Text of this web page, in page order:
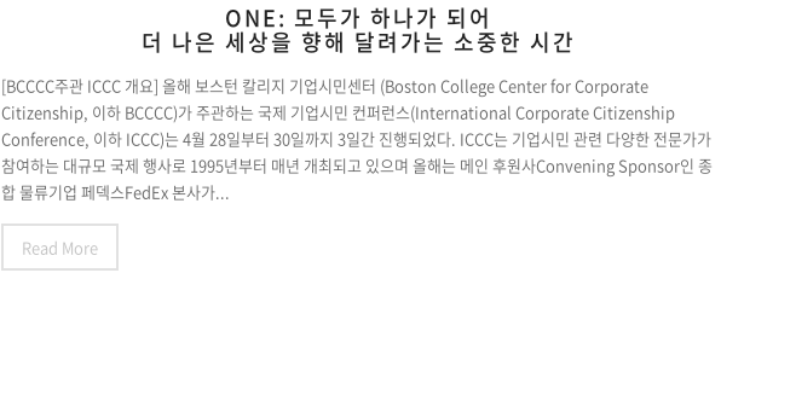
ONE: 모두가 하나가 되어
더 나은 세상을 향해 달려가는 소중한 시간
[BCCCC주관 ICCC 개요] 올해 보스턴 칼리지 기업시민센터 (Boston College Center for Corporate
Citizenship, 이하 BCCCC)가 주관하는 국제 기업시민 컨퍼런스(International Corporate Citizenship
Conference, 이하 ICCC)는 4월 28일부터 30일까지 3일간 진행되었다. ICCC는 기업시민 관련 다양한 전문가가
참여하는 대규모 국제 행사로 1995년부터 매년 개최되고 있으며 올해는 메인 후원사Convening Sponsor인 종
합 물류기업 페덱스FedEx 본사가...
Read More